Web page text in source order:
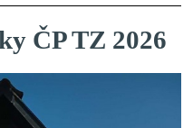
ČP TZ 2026